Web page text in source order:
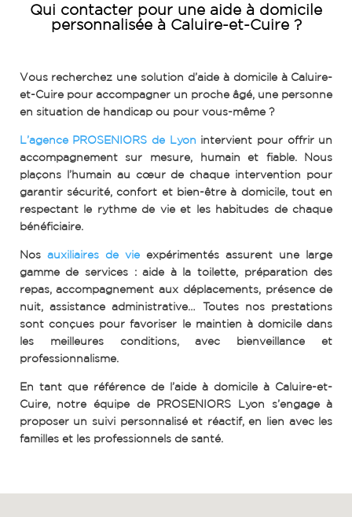
Qui contacter pour une aide à domicile
personnalisée à Caluire-et-Cuire ?
Vous recherchez une solution d’aide à domicile à Caluire-
et-Cuire pour accompagner un proche âgé, une personne
en situation de handicap ou pour vous-même ?
L’agence PROSENIORS de Lyon intervient pour offrir un
accompagnement sur mesure, humain et fiable. Nous
plaçons l’humain au cœur de chaque intervention pour
garantir sécurité, confort et bien-être à domicile, tout en
respectant le rythme de vie et les habitudes de chaque
bénéficiaire.
Nos auxiliaires de vieexpérimentés assurent une large
gamme de services : aide à la toilette, préparation des
repas, accompagnement aux déplacements, présence de
nuit, assistance administrative… Toutes nos prestations
sont conçues pour favoriser le maintien à domicile dans
les meilleures conditions, avec bienveillance et
professionnalisme.
En tant que référence de l’aide à domicile à Caluire-et-
Cuire, notre équipe de PROSENIORS Lyon s’engage à
proposer un suivi personnalisé et réactif, en lien avec les
familles et les professionnels de santé.